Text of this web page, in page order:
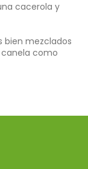
cacerola y
bien mezclados
como